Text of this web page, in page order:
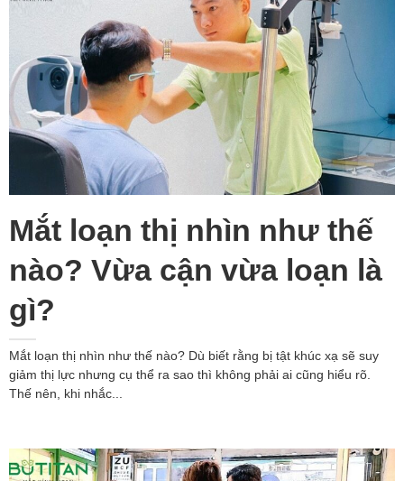
Mắt loạn thị nhìn như thế
nào? Vừa cận vừa loạn là
gì?
Mắt loạn thị nhìn như thế nào? Dù biết rằng bị tật khúc xạ sẽ suy
giảm thị lực nhưng cụ thể ra sao thì không phải ai cũng hiểu rõ.
Thế nên, khi nhắc...